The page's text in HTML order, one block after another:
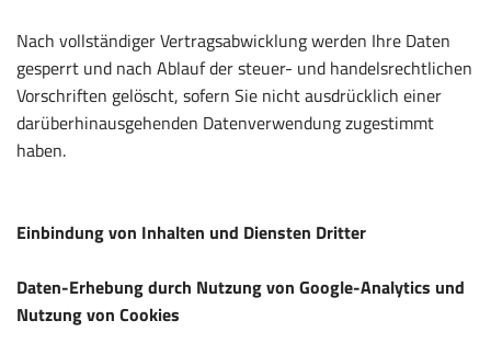
Nach vollständiger Vertragsabwicklung werden Ihre Daten
gesperrt und nach Ablauf der steuer- und handelsrechtlichen
Vorschriften gelöscht, sofern Sie nicht ausdrücklich einer
darüberhinausgehenden Datenverwendung zugestimmt
haben.
Einbindung von Inhalten und Diensten Dritter
Daten-Erhebung durch Nutzung von Google-Analytics und
Nutzung von Cookies